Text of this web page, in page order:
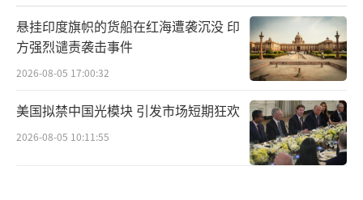
悬挂印度旗帜的货船在红海遭袭沉没 印
方强烈谴责袭击事件
2026-08-05 17:00:32
美国拟禁中国光模块 引发市场短期狂欢
2026-08-05 10:11:55